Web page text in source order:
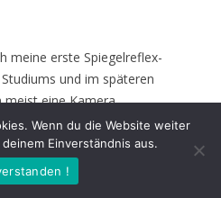
meine erste Spiegelreflex-
und im späteren
eine Kamera.
ich mich vorwiegend im Raum
im Kreis Unna, Hamm,
aber auch andere Gebiete in
Texel (Niederlande). Die
Wenn du die Website weiter
Einverständnis aus.
!